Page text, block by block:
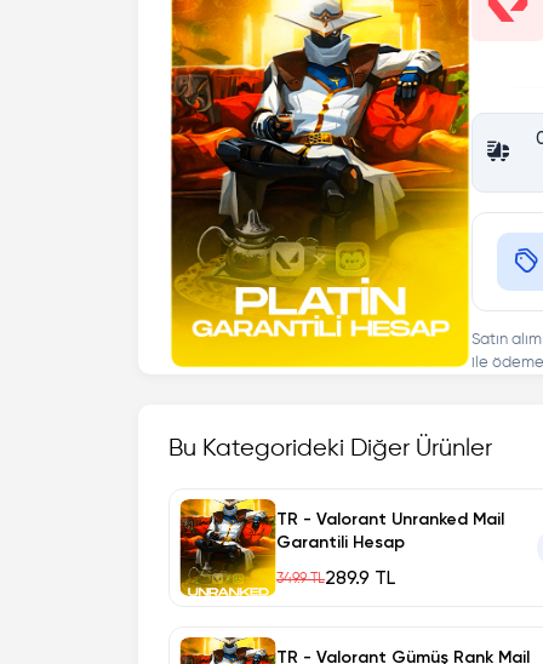
Satın
ile
Bu Kategorideki Diğer Ürünler
TR - Valorant Unranked Mail
Garantili Hesap
349.9 TL289.9 TL
TR - Valorant Gümüş Rank Mail